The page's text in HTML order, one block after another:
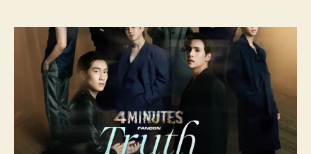
r
d
e
p
i
c
a
4
I